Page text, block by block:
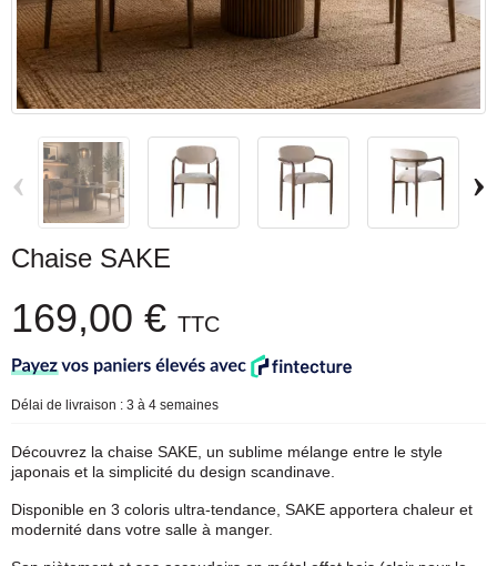
‹ ›
Chaise SAKE
169,00 € TTC
Délai de livraison : 3 à 4 semaines
Découvrez la chaise SAKE, un sublime mélange entre le style
japonais et la simplicité du design scandinave.
Disponible en 3 coloris ultra-tendance, SAKE apportera chaleur et
modernité dans votre salle à manger.